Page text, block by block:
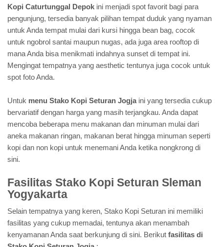
Kopi Caturtunggal Depok ini menjadi spot favorit bagi para
pengunjung, tersedia banyak pilihan tempat duduk yang nyaman
untuk Anda tempat mulai dari kursi hingga bean bag, cocok
untuk ngobrol santai maupun nugas, ada juga area rooftop di
mana Anda bisa menikmati indahnya sunset di tempat ini.
Mengingat tempatnya yang aesthetic tentunya juga cocok untuk
spot foto Anda.
Untuk menu Stako Kopi Seturan Jogjaini yang tersedia cukup
bervariatif dengan harga yang masih terjangkau. Anda dapat
mencoba beberapa menu makanan dan minuman mulai dari
aneka makanan ringan, makanan berat hingga minuman seperti
kopi dan non kopi untuk menemani Anda ketika nongkrong di
sini.
Fasilitas Stako Kopi Seturan Sleman
Yogyakarta
Selain tempatnya yang keren, Stako Kopi Seturan ini memiliki
fasilitas yang cukup memadai, tentunya akan menambah
kenyamanan Anda saat berkunjung di sini. Berikut fasilitas di